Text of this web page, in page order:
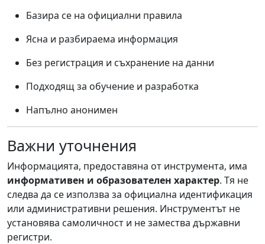
Базира се на официални правила
Ясна и разбираема информация
Без регистрация и съхранение на данни
Подходящ за обучение и разработка
Напълно анонимен
Важни уточнения
Информацията, предоставяна от инструмента, има
информативен и образователен характер. Тя не
следва да се използва за официална идентификация
или административни решения. Инструментът не
установява самоличност и не замества държавни
регистри.